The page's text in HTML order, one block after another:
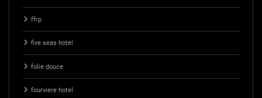
ffrp
five seas hotel
folie douce
fourviere hotel